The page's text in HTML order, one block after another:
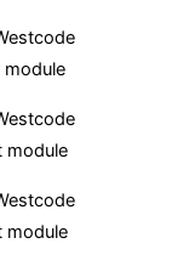
module
module